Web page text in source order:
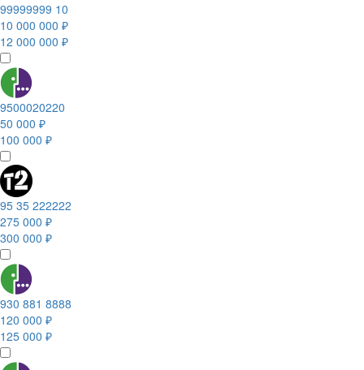
99999999 10
10 000 000 ₽
12 000 000 ₽
9500020220
50 000 ₽
100 000 ₽
95 35 222222
275 000 ₽
300 000 ₽
930 881 8888
120 000 ₽
125 000 ₽